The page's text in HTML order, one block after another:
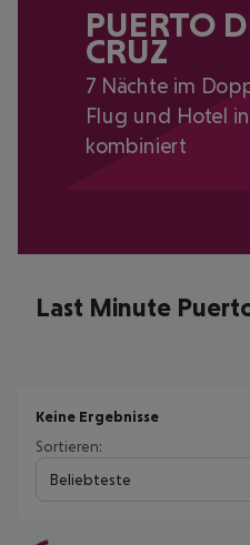
PUERTO
CRUZ
7 Nächte im
Flug und Hotel
kombiniert
Last Minute
Keine Ergebnisse
Sortieren:
Beliebteste